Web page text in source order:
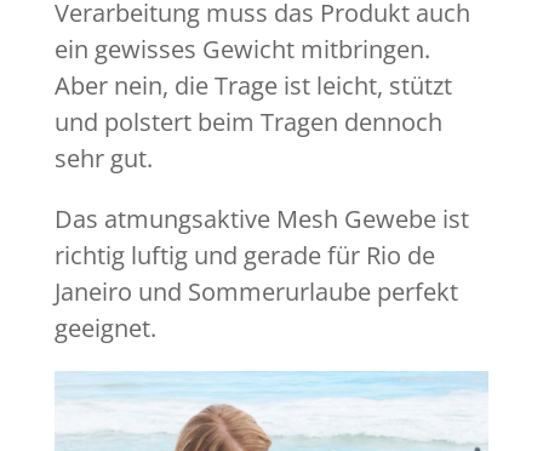
Verarbeitung muss das Produkt auch
ein gewisses Gewicht mitbringen.
Aber nein, die Trage ist leicht, stützt
und polstert beim Tragen dennoch
sehr gut.
Das atmungsaktive Mesh Gewebe ist
richtig luftig und gerade für Rio de
Janeiro und Sommerurlaube perfekt
geeignet.